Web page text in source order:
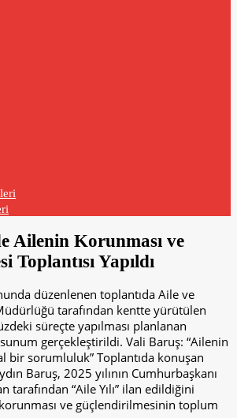
Ailenin Korunması ve
Toplantısı Yapıldı
düzenlenen toplantıda Aile ve
tarafından kentte yürütülen
süreçte yapılması planlanan
gerçekleştirildi. Vali Baruş: “Ailenin
bir sorumluluk” Toplantıda konuşan
Baruş, 2025 yılının Cumhurbaşkanı
tarafından “Aile Yılı” ilan edildiğini
ve güçlendirilmesinin toplum